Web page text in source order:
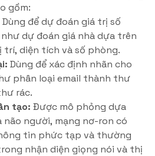
gồm:
Dùng để dự đoán giá trị số
dự đoán giá nhà dựa trên
trí, diện tích và số phòng.
Dùng để xác định nhãn cho
phân loại email thành thư
rác.
tạo: Được mô phỏng dựa
não người, mạng nơ-ron có
tin phức tạp và thường
nhận diện giọng nói và thị